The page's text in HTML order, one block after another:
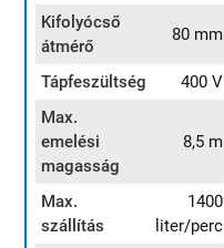
Kifolyócső
átmérő
80 mm
Tápfeszültség
400 V
Max.
emelési
magasság
8,5 m
Max.
szállítás
1400
liter/perc